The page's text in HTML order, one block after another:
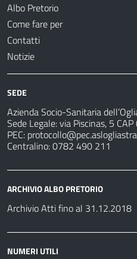
Albo Pretorio
Come fare per
Contatti
Notizie
SEDE
Azienda Socio-Sanitaria
Sede Legale: via Piscinas, 5
PEC:
Centralino: 0782 490 211
ARCHIVIO ALBO PRETORIO
Archivio Atti fino al 31.12.2018
NUMERI UTILI